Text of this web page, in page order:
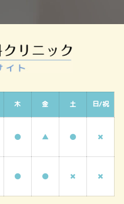
木 金 土 日/祝
▲